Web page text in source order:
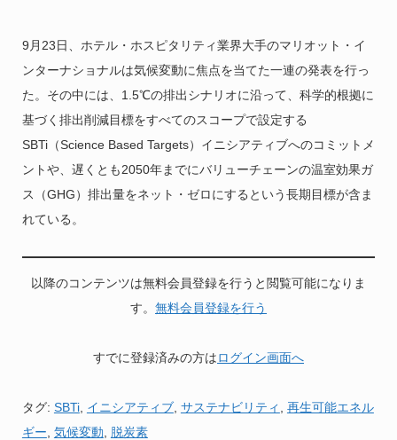
9月23日、ホテル・ホスピタリティ業界大手のマリオット・イ
ンターナショナルは気候変動に焦点を当てた一連の発表を行っ
た。その中には、1.5℃の排出シナリオに沿って、科学的根拠に
基づく排出削減目標をすべてのスコープで設定する
SBTi（Science Based Targets）イニシアティブへのコミットメ
ントや、遅くとも2050年までにバリューチェーンの温室効果ガ
ス（GHG）排出量をネット・ゼロにするという長期目標が含ま
れている。
以降のコンテンツは無料会員登録を行うと閲覧可能になりま
す。 無料会員登録を行う
すでに登録済みの方はログイン画面へ
タグ: SBTi, イニシアティブ, サステナビリティ
再生可能エネル
ギー 気候変動 脱炭素